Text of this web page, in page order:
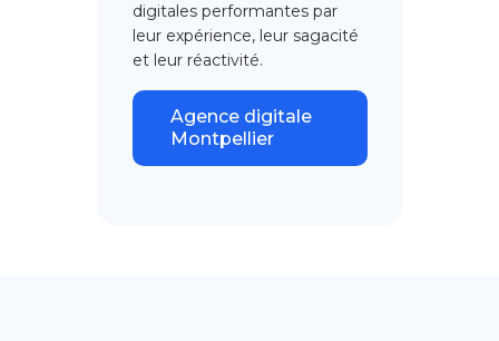
digitales performantes par
leur expérience, leur sagacité
et leur réactivité.
Agence digitale
Montpellier